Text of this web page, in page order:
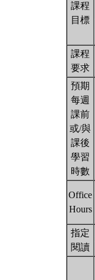
課程
目標
課程
要求
預期
每週
課前
或/與
課後
學習
時數
Office
Hours
指定
閱讀